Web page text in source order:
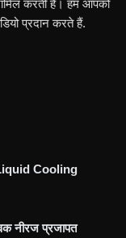
करती है। हम आपको
प्रदान करते हैं.
Cooling
नीरज प्रजापत